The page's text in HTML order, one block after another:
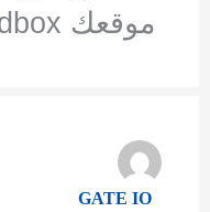
موقعك google sandbox؟”
GATE IO